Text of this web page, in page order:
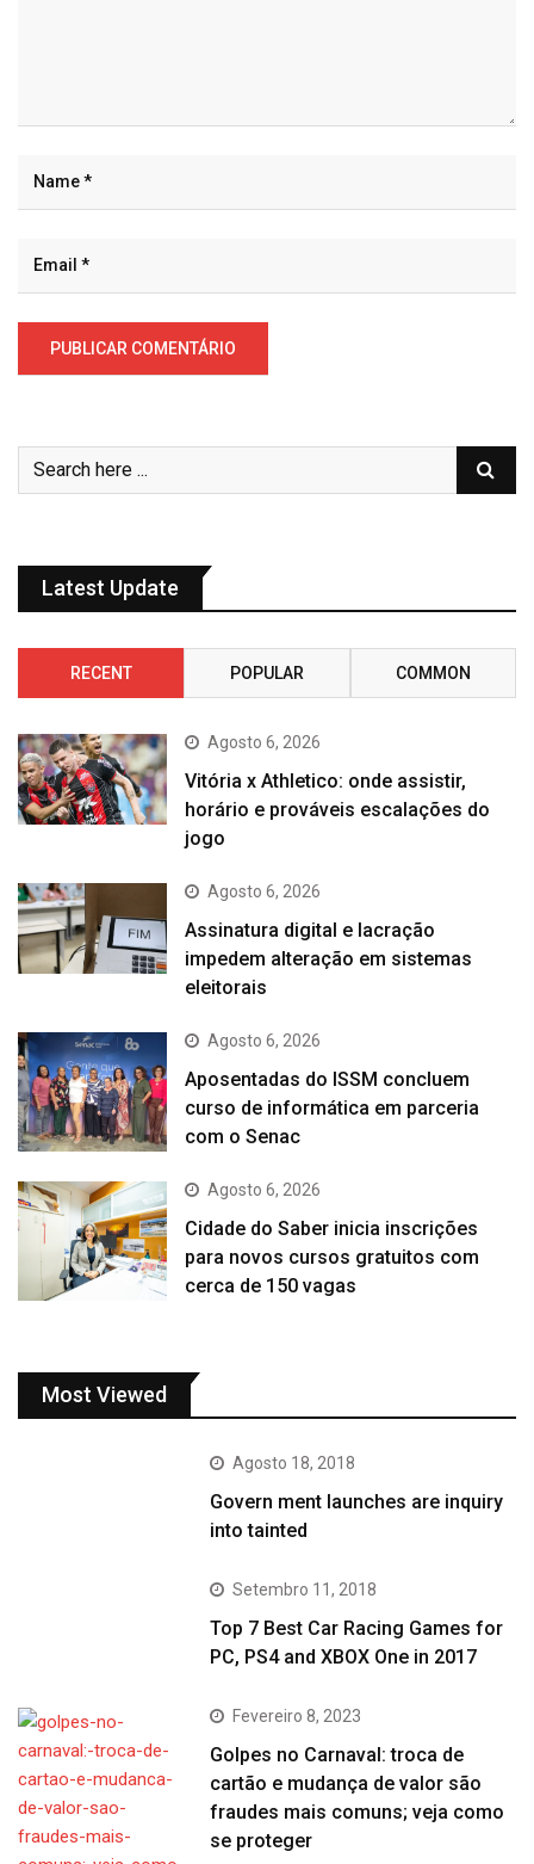
Latest Update
RECENT POPULAR COMMON
Agosto 6, 2026
Vitória x Athletico: onde assistir,
horário e prováveis escalações do
jogo
Agosto 6, 2026
Assinatura digital e lacração
impedem alteração em sistemas
eleitorais
Agosto 6, 2026
Aposentadas do ISSM concluem
curso de informática em parceria
com o Senac
Agosto 6, 2026
Cidade do Saber inicia inscrições
para novos cursos gratuitos com
cerca de 150 vagas
Most Viewed
Agosto 18, 2018
Govern ment launches are inquiry
into tainted
Setembro 11, 2018
Top 7 Best Car Racing Games for
PC, PS4 and XBOX One in 2017
Fevereiro 8, 2023
Golpes no Carnaval: troca de
cartão e mudança de valor são
fraudes mais comuns; veja como
se proteger